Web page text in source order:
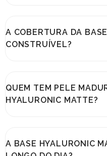
A COBERTURA DA
CONSTRUÍVEL?
QUEM TEM PELE
HYALURONIC MATTE?
A BASE HYALURONIC